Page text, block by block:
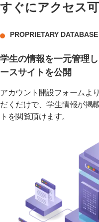
すぐにアクセス可
PROPRIETARY
学生の情報を一元管理
ースサイトを公開
アカウント開設フォームよ
だくだけで、学生情報が掲
トを閲覧頂けます。